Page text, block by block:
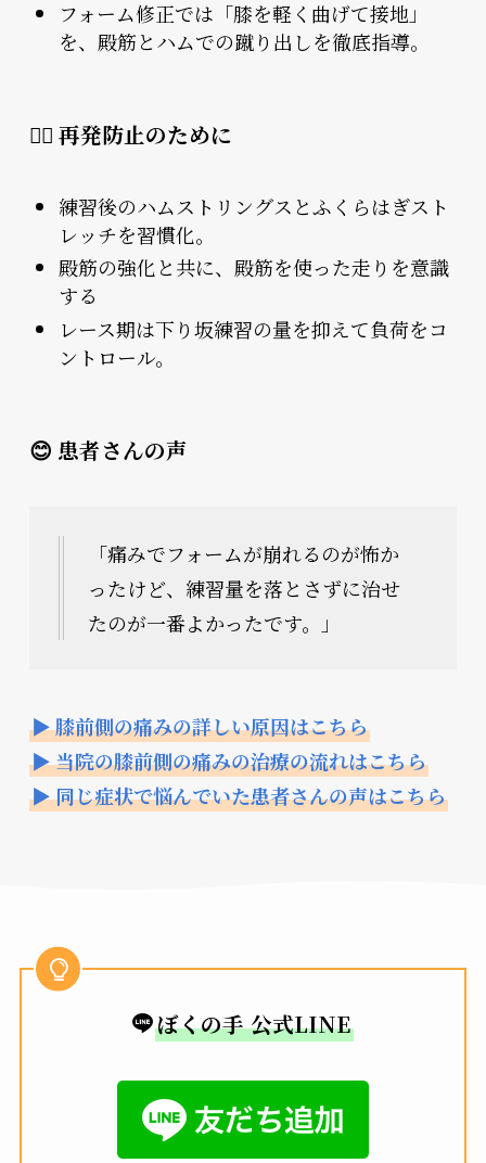
フォーム修正では「膝を軽く曲げて接地」
を、殿筋とハムでの蹴り出しを徹底指導。
🏃‍♂️ 再発防止のために
練習後のハムストリングスとふくらはぎスト
レッチを習慣化。
殿筋の強化と共に、殿筋を使った走りを意識
する
レース期は下り坂練習の量を抑えて負荷をコ
ントロール。
😊 患者さんの声
「痛みでフォームが崩れるのが怖か
ったけど、練習量を落とさずに治せ
たのが一番よかったです。」
▶ 膝前側の痛みの詳しい原因はこちら
▶ 当院の膝前側の痛みの治療の流れはこちら
▶ 同じ症状で悩んでいた患者さんの声はこちら
ぼくの手 公式LINE